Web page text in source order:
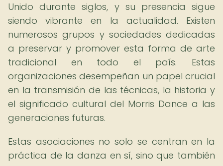
Unido durante siglos, y su presencia sigue
siendo vibrante en la actualidad. Existen
numerosos grupos y sociedades dedicadas
a preservar y promover esta forma de arte
tradicional en todo el país. Estas
organizaciones desempeñan un papel crucial
en la transmisión de las técnicas, la historia y
el significado cultural del Morris Dance a las
generaciones futuras.
Estas asociaciones no solo se centran en la
práctica de la danza en sí, sino que también